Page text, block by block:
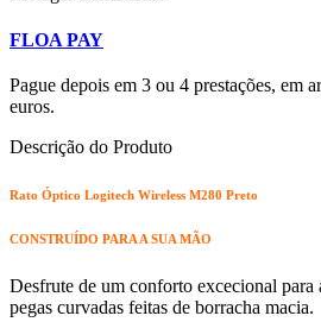
FLOA PAY
Pague depois em 3 ou 4 prestações, em
euros.
Descrição do Produto
Rato Óptico Logitech Wireless M280 Preto
CONSTRUÍDO PARA A SUA MÃO
Desfrute de um conforto excecional para
pegas curvadas feitas de borracha macia.